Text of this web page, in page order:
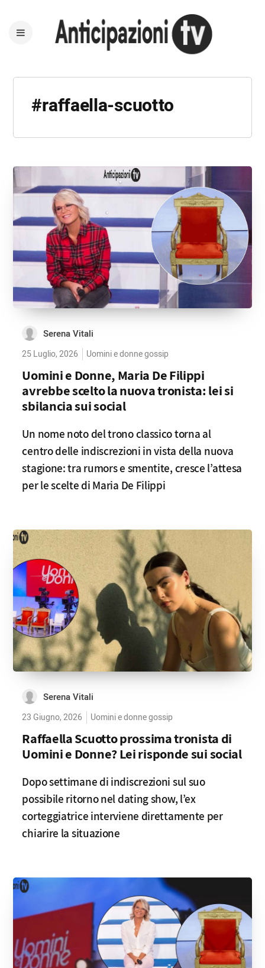
#raffaella-scuotto
Serena Vitali
25 Luglio, 2026 Uomini e donne gossip
Uomini e Donne, Maria De Filippi
avrebbe scelto la nuova tronista: lei si
sbilancia sui social
Un nome noto del trono classico torna al
centro delle indiscrezioni in vista della nuova
stagione: tra rumors e smentite, cresce l’attesa
per le scelte di Maria De Filippi
Serena Vitali
23 Giugno, 2026 Uomini e donne gossip
Raffaella Scuotto prossima tronista di
Uomini e Donne? Lei risponde sui social
Dopo settimane di indiscrezioni sul suo
possibile ritorno nel dating show, l’ex
corteggiatrice interviene direttamente per
chiarire la situazione